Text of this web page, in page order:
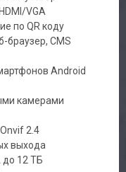
VGA
по QR коду
браузер, CMS
Android
камерами
2.4
выхода
до 12 ТБ